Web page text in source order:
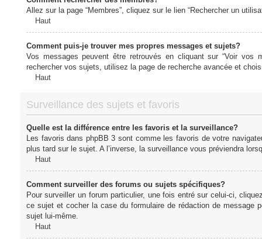
Allez sur la page “Membres”, cliquez sur le lien “Rechercher un
Haut
Comment puis-je trouver mes propres messages et sujets?
Vos messages peuvent être retrouvés en cliquant sur “Voir vos
rechercher vos sujets, utilisez la page de recherche avancée et
Haut
Surveillance des sujets et favoris
Quelle est la différence entre les favoris et la surveillance?
Les favoris dans phpBB 3 sont comme les favoris de votre
plus tard sur le sujet. A l’inverse, la surveillance vous préviendra
Haut
Comment surveiller des forums ou sujets spécifiques?
Pour surveiller un forum particulier, une fois entré sur celui-ci,
ce sujet et cocher la case du formulaire de rédaction de message
sujet lui-même.
Haut